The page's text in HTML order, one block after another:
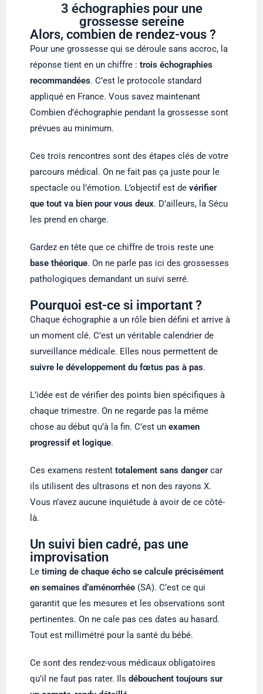
3 échographies pour une
grossesse sereine
Alors, combien de rendez-vous ?
Pour une grossesse qui se déroule sans accroc, la
réponse tient en un chiffre :trois échographies
recommandées. C’est le protocole standard
appliqué en France. Vous savez maintenant
Combien d’échographie pendant la grossesse sont
prévues au minimum.
Ces trois rencontres sont des étapes clés de votre
parcours médical. On ne fait pas ça juste pour le
spectacle ou l’émotion. L’objectif est devérifier
que tout va bien pour vous deux. D’ailleurs, la Sécu
les prend en charge.
Gardez en tête que ce chiffre de trois reste une
base théorique. On ne parle pas ici des grossesses
pathologiques demandant un suivi serré.
Pourquoi est-ce si important ?
Chaque échographie a un rôle bien défini et arrive à
un moment clé. C’est un véritable calendrier de
surveillance médicale. Elles nous permettent de
suivre le développement du fœtus pas à pas.
L’idée est de vérifier des points bien spécifiques à
chaque trimestre. On ne regarde pas la même
chose au début qu’à la fin. C’est unexamen
progressif et logique.
Ces examens restenttotalement sans dangercar
ils utilisent des ultrasons et non des rayons X.
Vous n’avez aucune inquiétude à avoir de ce côté-
là.
Un suivi bien cadré, pas une
improvisation
Letiming de chaque écho se calcule précisément
en semaines d’aménorrhée (SA). C’est ce qui
garantit que les mesures et les observations sont
pertinentes. On ne cale pas ces dates au hasard.
Tout est millimétré pour la santé du bébé.
Ce sont des rendez-vous médicaux obligatoires
qu’il ne faut pas rater. Ilsdébouchent toujours sur